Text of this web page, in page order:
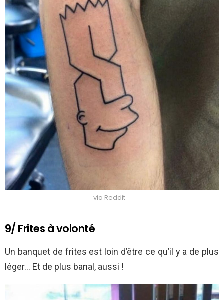
via Reddit
9/ Frites à volonté
Un banquet de frites est loin d’être ce qu’il y a de plus
léger… Et de plus banal, aussi !